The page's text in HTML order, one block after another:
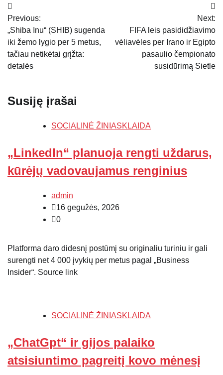
Navigacija
tarp
įrašų
Previous:
„Shiba Inu“ (SHIB) sugenda
iki žemo lygio per 5 metus,
tačiau netikėtai grįžta:
detalės
Next:
FIFA leis pasididžiavimo
vėliavėles per Irano ir Egipto
pasaulio čempionato
susidūrimą Sietle
Susiję įrašai
SOCIALINĖ ŽINIASKLAIDA
„LinkedIn“ planuoja rengti uždarus,
kūrėjų vadovaujamus renginius
admin
16 gegužės, 2026
0
Platforma daro didesnį postūmį su originaliu turiniu ir gali
surengti net 4 000 įvykių per metus pagal „Business
Insider“. Source link
SOCIALINĖ ŽINIASKLAIDA
„ChatGpt“ ir gijos palaiko
atsisiuntimo pagreitį kovo mėnesį